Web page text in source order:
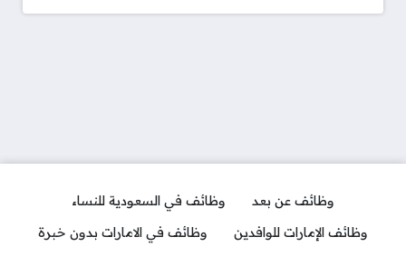
وظائف عن بعد
وظائف في السعودية للنساء
وظائف الإمارات للوافدين
وظائف في الامارات بدون خبرة